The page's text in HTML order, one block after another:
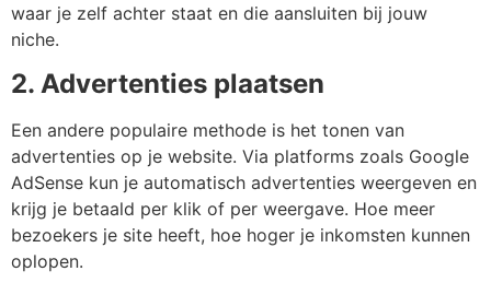
waar je zelf achter staat en die aansluiten bij jouw
niche.
2. Advertenties plaatsen
Een andere populaire methode is het tonen van
advertenties op je website. Via platforms zoals Google
AdSense kun je automatisch advertenties weergeven en
krijg je betaald per klik of per weergave. Hoe meer
bezoekers je site heeft, hoe hoger je inkomsten kunnen
oplopen.